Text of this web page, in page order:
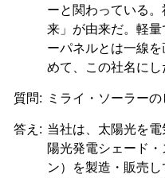
ーと関わっている
来」が由来だ。軽
ーパネルとは一線
めて、この社名にし
質問: ミライ・ソーラーの
答え: 当社は、太陽光を
陽光発電シェード
ン）を製造・販売